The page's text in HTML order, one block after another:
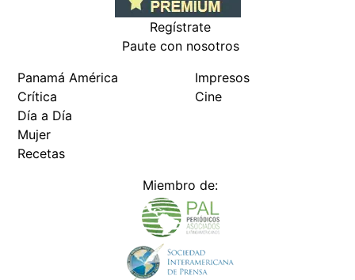
Regístrate
Paute con nosotros
Panamá América
Crítica
Día a Día
Mujer
Recetas
Impresos
Cine
Miembro de: